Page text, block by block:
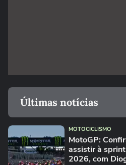
Últimas notícias
MOTOCICLISMO
MotoGP:
assistir à
2026, com